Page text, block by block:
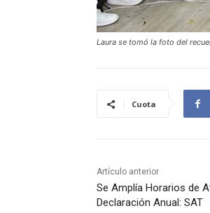
Laura se tomó la foto del
Cuota
Artículo anterior
Se Amplía Horarios de
Declaración Anual: SAT